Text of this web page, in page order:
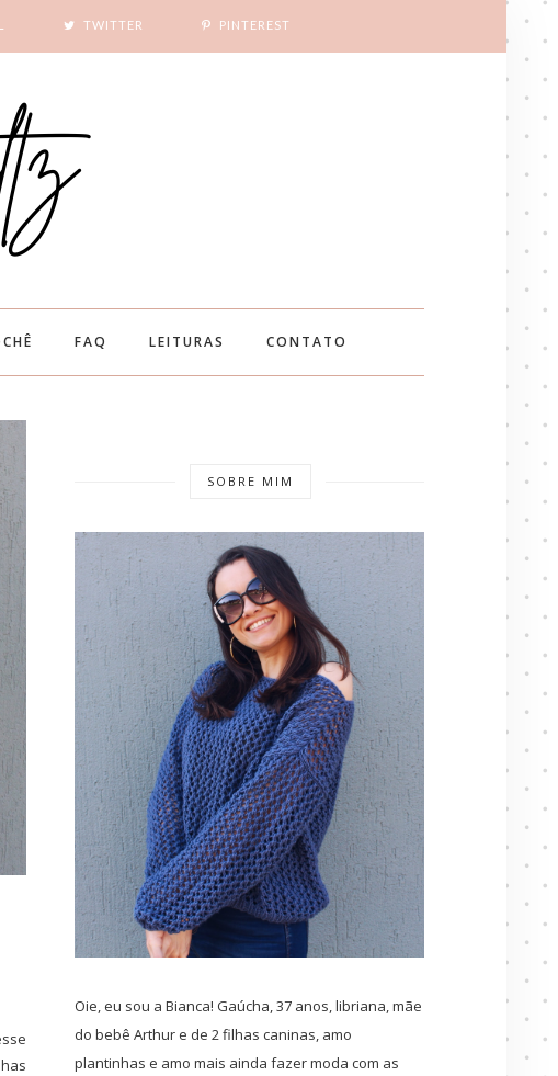
TWITTER PINTEREST
FAQ LEITURAS CONTATO
SOBRE MIM
Oie, eu sou a Bianca! Gaúcha, 37 anos, libriana, mãe
do bebê Arthur e de 2 filhas caninas, amo
plantinhas e amo mais ainda fazer moda com as